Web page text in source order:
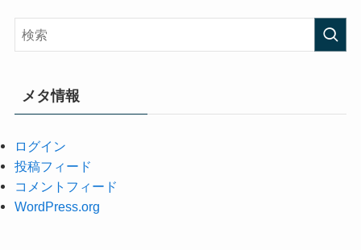
メタ情報
ログイン
投稿フィード
コメントフィード
WordPress.org